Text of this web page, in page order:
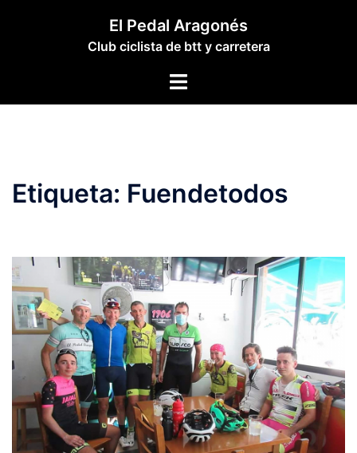
El Pedal Aragonés
Club ciclista de btt y carretera
Alternar
Etiqueta: Fuendetodos